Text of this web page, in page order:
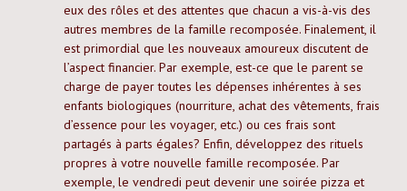
eux des rôles et des attentes que chacun a vis-à-vis des
autres membres de la famille recomposée. Finalement, il
est primordial que les nouveaux amoureux discutent de
l’aspect financier. Par exemple, est-ce que le parent se
charge de payer toutes les dépenses inhérentes à ses
enfants biologiques (nourriture, achat des vêtements, frais
d’essence pour les voyager, etc.) ou ces frais sont
partagés à parts égales? Enfin, développez des rituels
propres à votre nouvelle famille recomposée. Par
exemple, le vendredi peut devenir une soirée pizza et